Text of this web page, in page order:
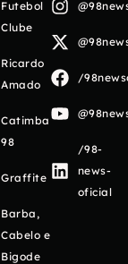
Futebol
Clube
Ricardo
Amado
Catimba
98
Graffite
Barba,
Cabelo e
Bigode
/
/98-
news-
oficial